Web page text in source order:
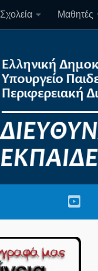
Σχολεία Μαθητές